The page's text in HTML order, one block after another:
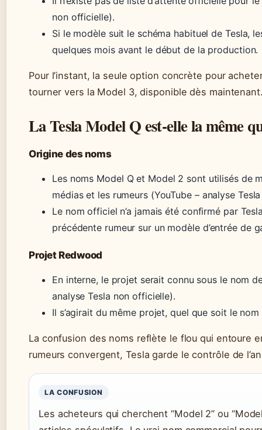
non officielle).
Si le modèle suit le schéma habituel de Tesla,
quelques mois avant le début de la production.
Pour l’instant, la seule option concrète pour
tourner vers la Model 3, disponible dès
La Tesla Model Q est-elle la même
Origine des noms
Les noms Model Q et Model 2 sont utilisés de
médias et les rumeurs (YouTube – analyse
Le nom officiel n’a jamais été confirmé par
précédente rumeur sur un modèle d’entrée de
Projet Redwood
En interne, le projet serait connu sous le nom
analyse Tesla non officielle).
Il s’agirait du même projet, quel que soit le
La confusion des noms reflète le flou qui entoure
rumeurs convergent, Tesla garde le contrôle de
LA CONFUSION
Les acheteurs qui cherchent “Model 2” ou